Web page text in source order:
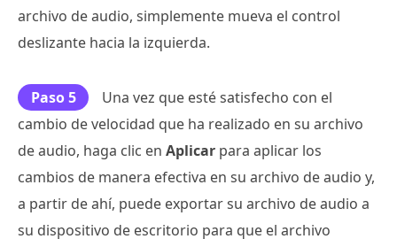
archivo de audio, simplemente mueva el control
deslizante hacia la izquierda.
Paso 5
Una vez que esté satisfecho con el
cambio de velocidad que ha realizado en su archivo
de audio, haga clic en Aplicar para aplicar los
cambios de manera efectiva en su archivo de audio y,
a partir de ahí, puede exportar su archivo de audio a
su dispositivo de escritorio para que el archivo